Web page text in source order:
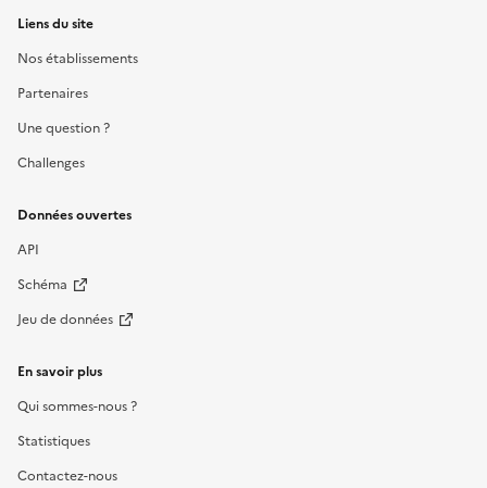
Liens du site
Nos établissements
Partenaires
Une question ?
Challenges
Données ouvertes
API
Schéma
Jeu de données
En savoir plus
Qui sommes-nous ?
Statistiques
Contactez-nous